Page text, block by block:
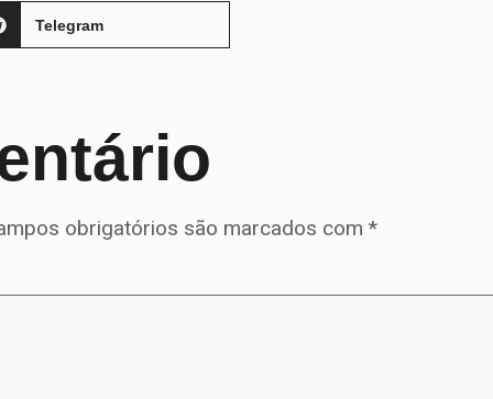
Telegram
obrigatórios são marcados com*